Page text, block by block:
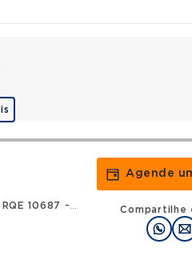
RQE 10687 - Coloproctologia
Agende
Compartilhe